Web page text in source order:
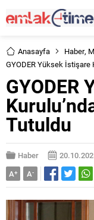
Anasayfa Haber,
GYODER Yüksek İstişare
GYODER
Tutuldu
Haber
A+ A-